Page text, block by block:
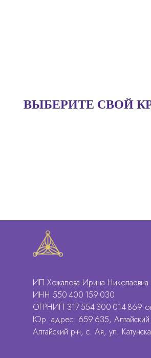
ВЫБЕРИТЕ СВОЙ
ИП Хожалова Ирина Николаевна
ИНН 550 400 159 030
ОГРНИП 317 554 300 014 869
Юр. адрес: 659 635, Алтайский
Алтайский р-н, с. Ая, ул.